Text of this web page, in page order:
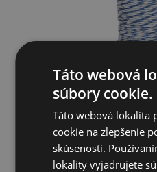
Lano pre elektrický
Táto webová
súbory cookie.
Táto webová lokalita
cookie na zlepšenie
skúsenosti.
lokality vyjadrujete